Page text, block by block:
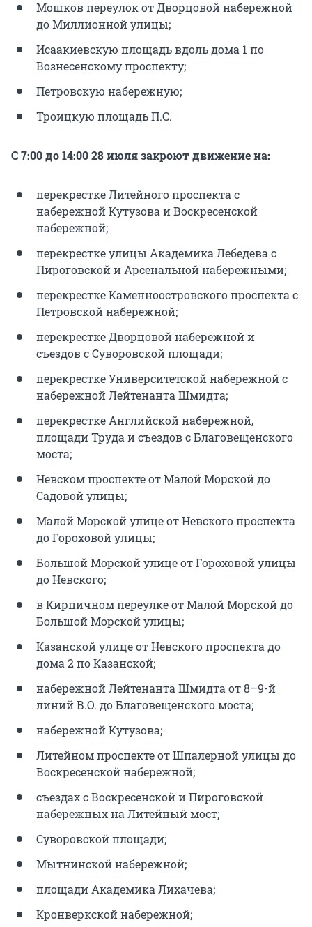
Мошков переулок от Дворцовой набережной
до Миллионной улицы;
Исаакиевскую площадь вдоль дома 1 по
Вознесенскому проспекту;
Петровскую набережную;
Троицкую площадь П.С.
С 7:00 до 14:00 28 июля закроют движение на:
перекрестке Литейного проспекта с
набережной Кутузова и Воскресенской
набережной;
перекрестке улицы Академика Лебедева с
Пироговской и Арсенальной набережными;
перекрестке Каменноостровского проспекта с
Петровской набережной;
перекрестке Дворцовой набережной и
съездов с Суворовской площади;
перекрестке Университетской набережной с
набережной Лейтенанта Шмидта;
перекрестке Английской набережной,
площади Труда и съездов с Благовещенского
моста;
Невском проспекте от Малой Морской до
Садовой улицы;
Малой Морской улице от Невского проспекта
до Гороховой улицы;
Большой Морской улице от Гороховой улицы
до Невского;
в Кирпичном переулке от Малой Морской до
Большой Морской улицы;
Казанской улице от Невского проспекта до
дома 2 по Казанской;
набережной Лейтенанта Шмидта от 8–9-й
линий В.О. до Благовещенского моста;
набережной Кутузова;
Литейном проспекте от Шпалерной улицы до
Воскресенской набережной;
съездах с Воскресенской и Пироговской
набережных на Литейный мост;
Суворовской площади;
Мытнинской набережной;
площади Академика Лихачева;
Кронверкской набережной;